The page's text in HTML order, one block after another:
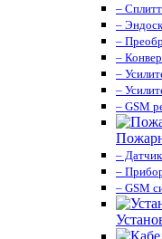
–
–
–
–
–
–
– GSM
–
–
– GSM